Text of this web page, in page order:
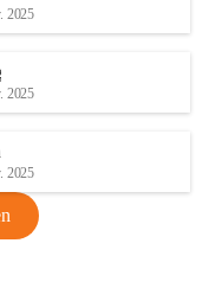
2025
2025
2025